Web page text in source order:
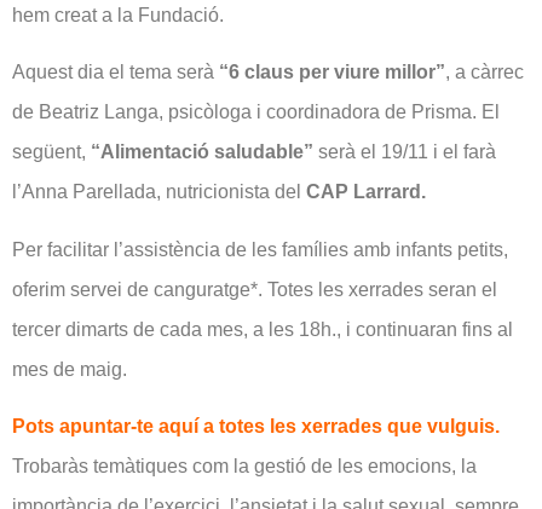
hem creat a la Fundació.
Aquest dia el tema serà “6 claus per viure millor”, a càrrec
de Beatriz Langa, psicòloga i coordinadora de Prisma. El
següent, “Alimentació saludable” serà el 19/11 i el farà
l’Anna Parellada, nutricionista del CAP Larrard.
Per facilitar l’assistència de les famílies amb infants petits,
oferim servei de canguratge*. Totes les xerrades seran el
tercer dimarts de cada mes, a les 18h., i continuaran fins al
mes de maig.
Pots apuntar-te aquí a totes les xerrades que vulguis.
Trobaràs temàtiques com la gestió de les emocions, la